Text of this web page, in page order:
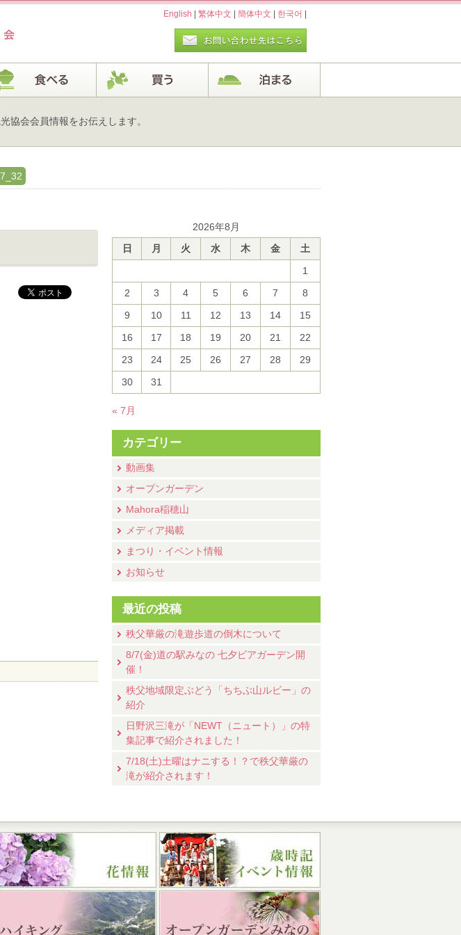
English 繁体中文 簡体中文 한국어
協会会員情報をお伝えします。
2026年8月
日
月 火 水 木 金
土
1
2
3 4 5 6 7
8
9
10 11 12 13 14
15
16
17 18 19 20 21
22
23
24 25 26 27 28
29
30
31
« 7月
カテゴリー
動画集
オープンガーデン
Mahora稲穂山
メディア掲載
まつり・イベント情報
お知らせ
最近の投稿
秩父華厳の滝遊歩道の倒木について
8/7(金)道の駅みなの 七夕ビアガーデン開
催！
秩父地域限定ぶどう「ちちぶ山ルビー」の
紹介
日野沢三滝が「NEWT（ニュート）」の特
集記事で紹介されました！
7/18(土)土曜はナニする！？で秩父華厳の
滝が紹介されます！